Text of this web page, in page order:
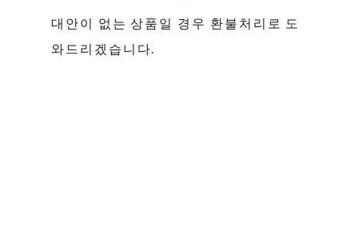
대안이 없는 상품일 경우 환불처리로 도
와드리겠습니다.